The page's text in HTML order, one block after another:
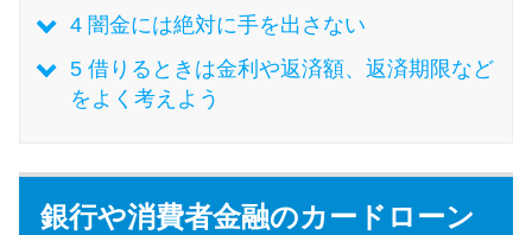
無利息期間を利用して利息0円で
4闇金には絶対に手を出さない
5借りるときは金利や返済額、返済期限など
をよく考えよう
銀行や消費者金融のカードローン